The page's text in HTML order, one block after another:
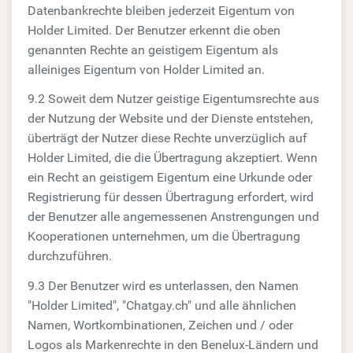
Datenbankrechte bleiben jederzeit Eigentum von
Holder Limited. Der Benutzer erkennt die oben
genannten Rechte an geistigem Eigentum als
alleiniges Eigentum von Holder Limited an.
9.2 Soweit dem Nutzer geistige Eigentumsrechte aus
der Nutzung der Website und der Dienste entstehen,
überträgt der Nutzer diese Rechte unverzüglich auf
Holder Limited, die die Übertragung akzeptiert. Wenn
ein Recht an geistigem Eigentum eine Urkunde oder
Registrierung für dessen Übertragung erfordert, wird
der Benutzer alle angemessenen Anstrengungen und
Kooperationen unternehmen, um die Übertragung
durchzuführen.
9.3 Der Benutzer wird es unterlassen, den Namen
"Holder Limited", "Chatgay.ch" und alle ähnlichen
Namen, Wortkombinationen, Zeichen und / oder
Logos als Markenrechte in den Benelux-Ländern und